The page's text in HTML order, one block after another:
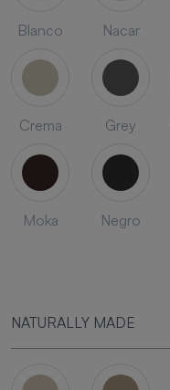
Blanco Nacar
Crema Grey
Moka Negro
NATURALLY MADE